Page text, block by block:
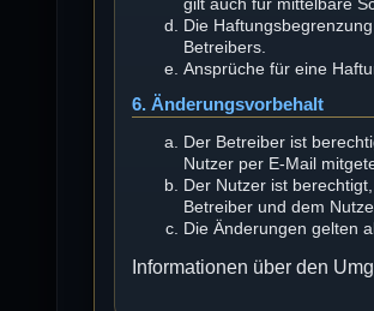
Die
Betreibers.
Ansprüche für eine
6. Änderungsvorbehalt
Der Betreiber ist
Nutzer per E-Mail
Der Nutzer ist
Betreiber und dem
Die Änderungen gelten
Informationen über den